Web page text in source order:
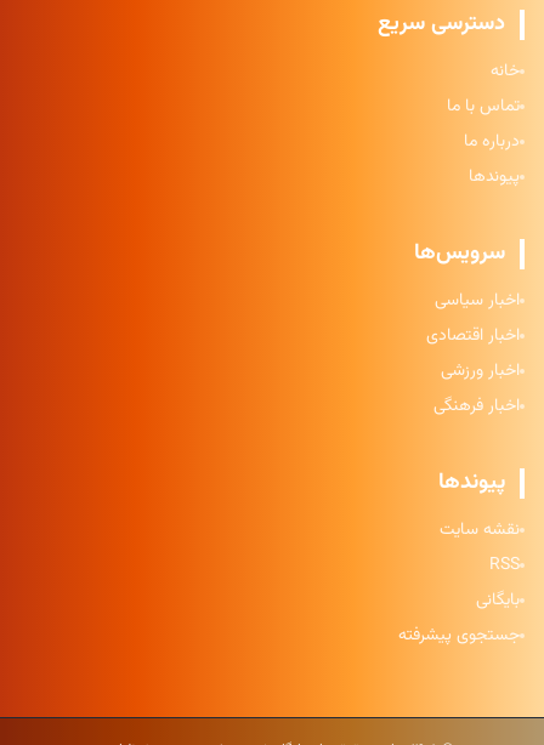
دسترسی سریع
خانه
تماس با ما
درباره ما
پیوندها
سرویس‌ها
اخبار سیاسی
اخبار اقتصادی
اخبار ورزشی
اخبار فرهنگی
پیوندها
نقشه سایت
RSS
بایگانی
جستجوی پیشرفته